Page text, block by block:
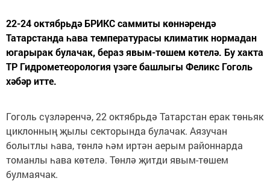
22-24 октябрьдә БРИКС саммиты көннәрендә
Татарстанда һава температурасы климатик нормадан
югарырак булачак, бераз явым-төшем көтелә. Бу хакта
ТР Гидрометеорология үзәге башлыгы Феликс Гоголь
хәбәр итте.
Гоголь сүзләренчә, 22 октябрьдә Татарстан ерак төньяк
циклонның җылы секторында булачак. Аязучан
болытлы һава, төнлә һәм иртән аерым районнарда
томанлы һава көтелә. Төнлә җитди явым-төшем
булмаячак.